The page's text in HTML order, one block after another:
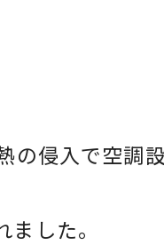
の侵入で空調
した。